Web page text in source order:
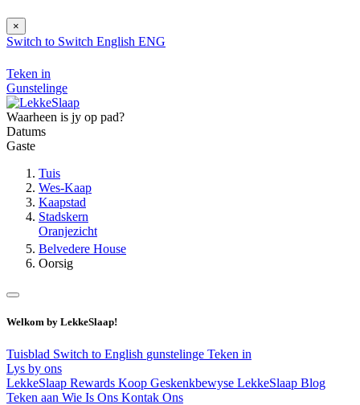
×
Switch to Switch English ENG
Teken in
Gunstelinge
Waarheen is jy op pad?
Datums
Gaste
Tuis
Wes-Kaap
Kaapstad
Stadskern
Oranjezicht
Belvedere House
Oorsig
Welkom by LekkeSlaap!
Tuisblad Switch to English gunstelinge Teken in
Lys by ons
LekkeSlaap Rewards Koop Geskenkbewyse LekkeSlaap Blog
Teken aan Wie Is Ons Kontak Ons